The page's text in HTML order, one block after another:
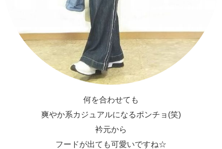
何を合わせても
爽やか系カジュアルになるポンチョ(笑)
衿元から
フードが出ても可愛いですね☆